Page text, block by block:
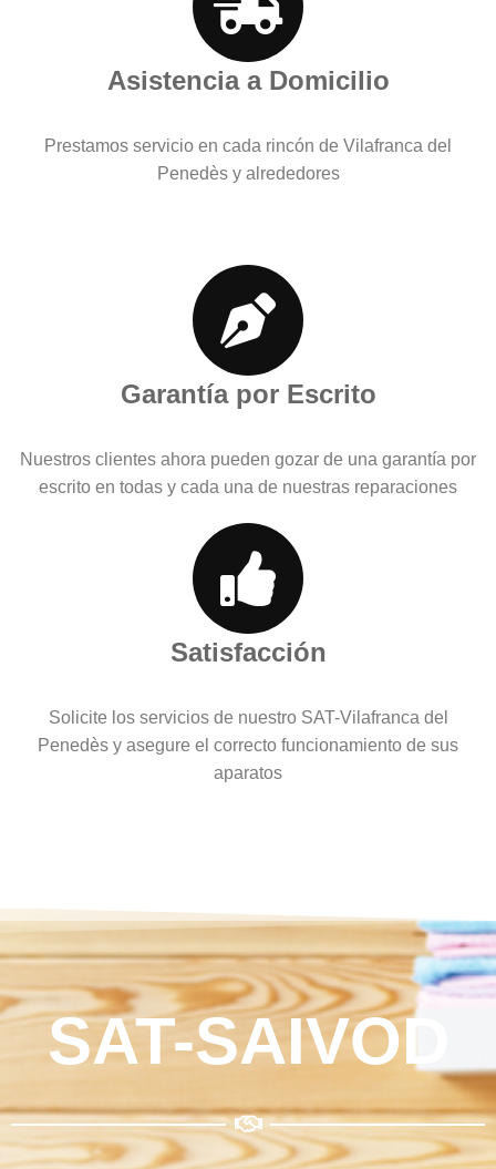
Asistencia a Domicilio
Prestamos servicio en cada rincón de Vilafranca del
Penedès y alrededores
Garantía por Escrito
Nuestros clientes ahora pueden gozar de una garantía por
escrito en todas y cada una de nuestras reparaciones
Satisfacción
Solicite los servicios de nuestro SAT-Vilafranca del
Penedès y asegure el correcto funcionamiento de sus
aparatos
SAT-SAIVOD